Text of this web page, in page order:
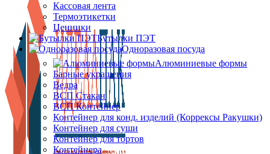
Кассовая лента
Термоэтикетки
Ценники
Бутылки ПЭТ
Одноразовая посуда
Алюминиевые формы
Барные украшения
Ведра
ВСП Стакан
ВСП Контейнер
Контейнер для конд. изделий (Коррексы Ракушки)
Контейнер для суши
Контейнер для тортов
Контейнера